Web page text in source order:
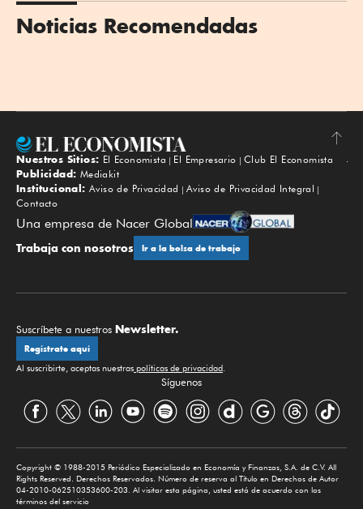
Noticias Recomendadas
Subir
Nuestros Sitios: El Economista El Empresario
Club El Economista
Publicidad: Mediakit
Institucional: Aviso de Privacidad
Aviso de Privacidad Integral
Contacto
Una empresa de Nacer Global
Trabaja con nosotros Ir a la bolsa de trabajo
Suscríbete a nuestros Newsletter.
Regístrate aquí
Al suscribirte, aceptas nuestras políticas de privacidad.
Síguenos
Copyright © 1988-2015 Periódico Especializado en Economía y Finanzas, S.A. de C.V. All
Rights Reserved. Derechos Reservados. Número de reserva al Título en Derechos de Autor
04-2010-062510353600-203. Al visitar esta página, usted está de acuerdo con los
términos del servicio